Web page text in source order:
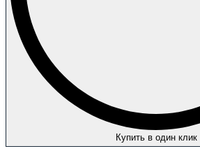
Купить в один клик